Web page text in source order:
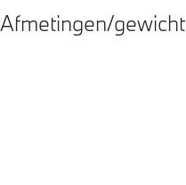
Afmetingen/gewicht